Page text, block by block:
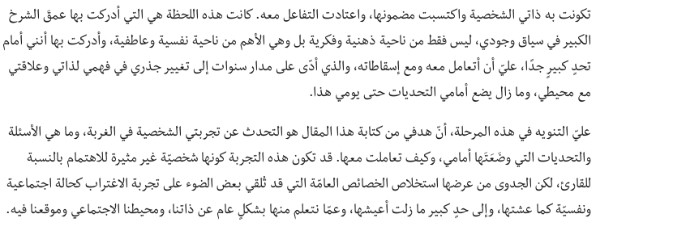
تكونت به ذاتي الشخصية واكتسبت مضمونها، واعتادت التفاعل معه. كانت هذه اللحظة هي التي أدركت بها عمقَ الشرخ
الكبير في سياق وجودي، ليس فقط من ناحية ذهنية وفكرية بل وهي الأهم من ناحية نفسية وعاطفية، وأدركت بها أنني أمام
تحدٍ كبيرٍ جدًا، عليّ أن أتعامل معه ومع إسقاطاته، والذي أدّى على مدار سنوات إلى تغيير جذري في فهمي لذاتي وعلاقتي
مع محيطي، وما زال يضع أمامي التحديات حتى يومي هذا.
عليّ التنويه في هذه المرحلة، أنّ هدفي من كتابة هذا المقال هو التحدث عن تجربتي الشخصية في الغربة، وما هي الأسئلة
والتحديات التي وضَعَتَها أمامي، وكيف تعاملت معها. قد تكون هذه التجربة كونها شخصيّة غير مثيرة للاهتمام بالنسبة
للقارئ، لكن الجدوى من عرضها استخلاص الخصائص العامّة التي قد تُلقي بعض الضوء على تجربة الاغتراب كحالة اجتماعية
ونفسيّة كما عشتها، وإلى حدٍ كبير ما زلت أعيشها، وعمّا نتعلم منها بشكلٍ عام عن ذاتنا، ومحيطنا الاجتماعي وموقعنا فيه.